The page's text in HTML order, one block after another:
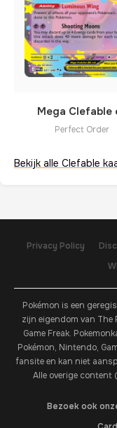
Mega Clefable
Perfect Order
Bekijk alle Clefable
Privacy Policy
Pokémon is een
zijn eigendom van The
Game Freak.
Pokémon, Nintendo,
fansite en kan niet
Alle overige
Bezoek ook